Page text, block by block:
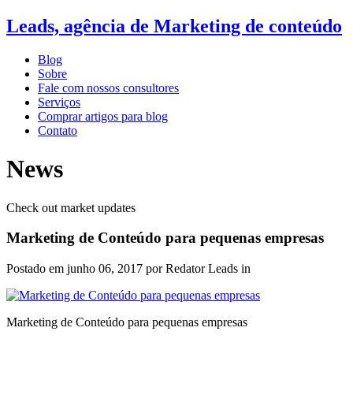
Leads, agência de Marketing de conteúdo
Blog
Sobre
Fale com nossos consultores
Serviços
Comprar artigos para blog
Contato
News
Check out market updates
Marketing de Conteúdo para pequenas empresas
Postado em junho 06, 2017 por Redator Leads in
Marketing de Conteúdo para pequenas empresas